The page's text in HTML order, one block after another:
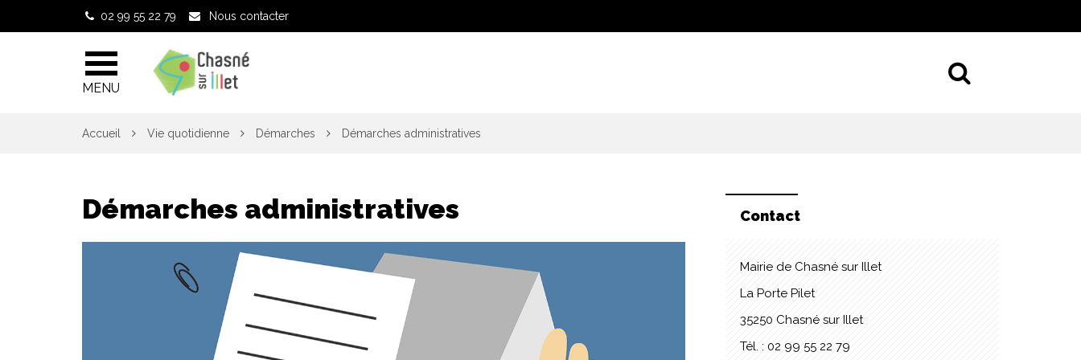
02 99 55 22 79 Nous contacter
MENU
Accueil Vie quotidienne Démarches Démarches administratives
Démarches administratives Contact
Mairie de Chasné sur Illet
La Porte Pilet
35250 Chasné sur Illet
Tél. : 02 99 55 22 79